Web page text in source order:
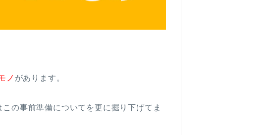
ノ があります。
の事前準備についてを更に掘り下げてま